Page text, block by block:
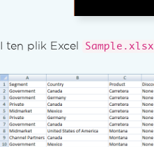
I ten plik Excel Sample.xlsx